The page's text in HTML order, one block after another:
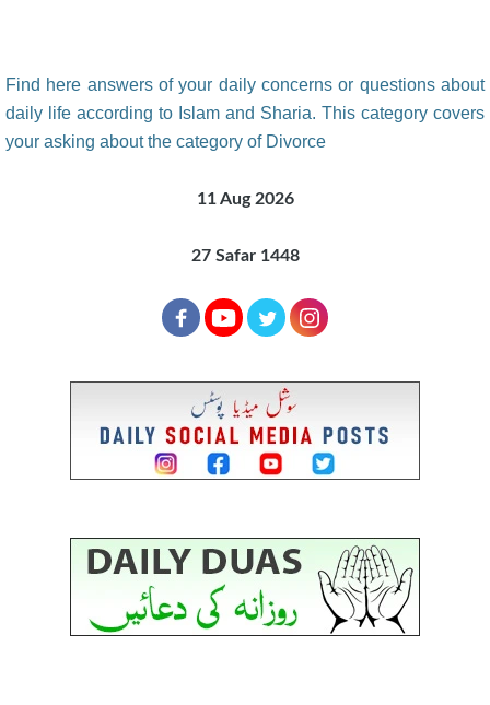
Find here answers of your daily concerns or questions about
daily life according to Islam and Sharia. This category covers
your asking about the category of Divorce
11 Aug 2026
27 Safar 1448